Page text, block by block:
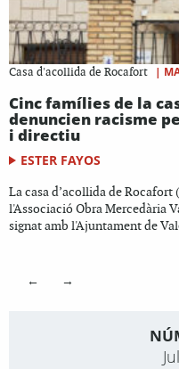
Casa d'acollida de Rocafort |
Cinc famílies de la
denuncien racisme
i directiu
ESTER FAYOS
La casa d’acollida de
l'Associació Obra Mercedària
signat amb l'Ajuntament de
← →